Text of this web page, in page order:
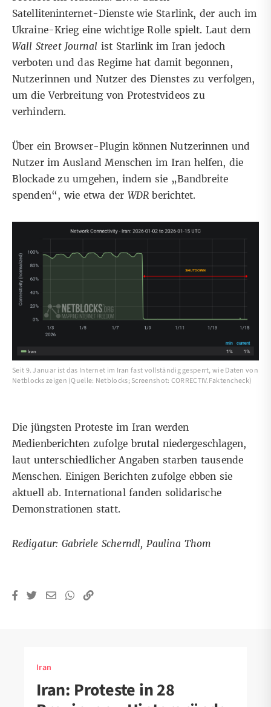
Satelliteninternet-Dienste wie Starlink, der auch im
Ukraine-Krieg eine wichtige Rolle spielt. Laut dem
Wall Street Journal ist Starlink im Iran jedoch
verboten unddas Regime hat damit begonnen,
Nutzerinnen und Nutzer des Dienstes zu verfolgen,
um die Verbreitung von Protestvideos zu
verhindern.
Über ein Browser-Plugin können Nutzerinnen und
Nutzer im Ausland Menschen im Iran helfen, die
Blockade zu umgehen, indem sie „Bandbreite
spenden“, wie etwa der WDRberichtet.
Seit 9. Januar ist das Internet im Iran fast vollständig gesperrt, wie Daten von
Netblocks zeigen (Quelle: Netblocks; Screenshot: CORRECTIV.Faktencheck)
Die jüngsten Proteste im Iran werden
Medienberichten zufolge brutal niedergeschlagen,
laut unterschiedlicher Angaben starben tausende
Menschen. Einigen Berichtenzufolge ebben sie
aktuell ab.Internationalfanden solidarische
Demonstrationen statt.
Redigatur: Gabriele Scherndl, Paulina Thom
Iran
Iran: Proteste in 28